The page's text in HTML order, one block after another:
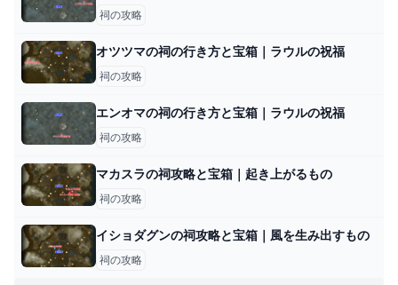
祠の攻略
オツツマの祠の行き方と宝箱｜ラウルの祝福
祠の攻略
エンオマの祠の行き方と宝箱｜ラウルの祝福
祠の攻略
マカスラの祠攻略と宝箱｜起き上がるもの
祠の攻略
イショダグンの祠攻略と宝箱｜風を生み出すもの
祠の攻略